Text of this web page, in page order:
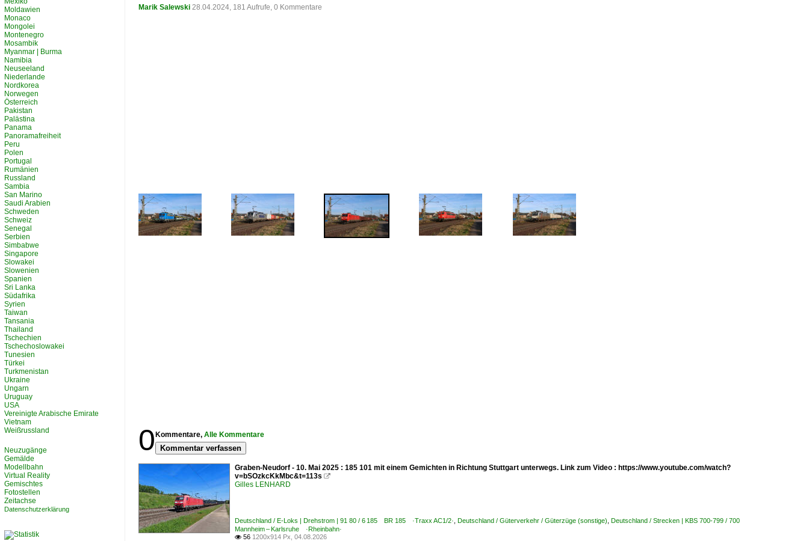
Marik Salewski 28.04.2024, 181 Aufrufe, 0 Kommentare
0 Kommentare, Alle Kommentare
Kommentar verfassen
Graben-Neudorf - 10. Mai 2025 : 185 101 mit einem Gemichten in Richtung Stuttgart unterwegs. Link zum Video : https://www.youtube.com/watch?
v=bSOzkcKkMbc&t=113s 
Gilles LENHARD
Deutschland / E-Loks | Drehstrom | 91 80 / 6 185 BR 185 ·Traxx AC1/2· Deutschland / Güterverkehr / Güterzüge (sonstige) Deutschland / Strecken | KBS 700-799 / 700
Mannheim – Karlsruhe ·Rheinbahn·
 56 1200x914 Px, 04.08.2026
Moldawien
Monaco
Mongolei
Montenegro
Mosambik
Myanmar | Burma
Namibia
Neuseeland
Niederlande
Nordkorea
Norwegen
Österreich
Pakistan
Palästina
Panama
Panoramafreiheit
Peru
Polen
Portugal
Rumänien
Russland
Sambia
San Marino
Saudi Arabien
Schweden
Schweiz
Senegal
Serbien
Simbabwe
Singapore
Slowakei
Slowenien
Spanien
Sri Lanka
Südafrika
Syrien
Taiwan
Tansania
Thailand
Tschechien
Tschechoslowakei
Tunesien
Türkei
Turkmenistan
Ukraine
Ungarn
Uruguay
USA
Vereinigte Arabische Emirate
Vietnam
Weißrussland
Neuzugänge
Gemälde
Modellbahn
Virtual Reality
Gemischtes
Fotostellen
Zeitachse
Datenschutzerklärung